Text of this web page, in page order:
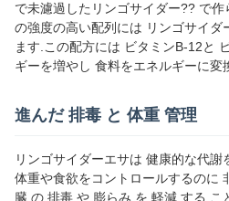
で未濾過したリンゴサイダー?? で
の強度の高い配列には リンゴサイ
ます.この配方には ビタミンB-12と
ギーを増やし 食料をエネルギーに変
進んだ 排毒 と 体重 管理
リンゴサイダーエサは 健康的な代謝
体重や食欲をコントロールするのに
臓 の 排毒 や 膨らみ を 軽減 する